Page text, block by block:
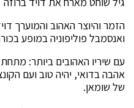
הזמר והיוצר האהוב והמוערך
ואנסמבל פוליפוניה במופע
עם שיריו האהובים ביותר:
אהבה בדואי, יהיה טוב ועם
של שומאן.